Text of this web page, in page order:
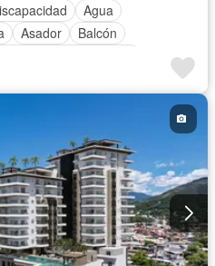
Agua
Asador
Balcón
panorámica Sin amueblar